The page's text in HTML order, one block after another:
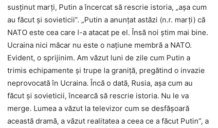
susţinut marţi, Putin a încercat să rescrie istoria, „aşa cum
au făcut şi sovieticii”. „Putin a anunţat astăzi (n.r. marți) că
NATO este cea care l-a atacat pe el. Însă noi ştim mai bine.
Ucraina nici măcar nu este o naţiune membră a NATO.
Evident, o sprijinim. Am văzut luni de zile cum Putin a
trimis echipamente şi trupe la graniţă, pregătind o invazie
neprovocată în Ucraina. Încă o dată, Rusia, aşa cum au
făcut şi sovieticii, încearcă să rescrie istoria. Nu le va
merge. Lumea a văzut la televizor cum se desfăşoară
această dramă, a văzut realitatea a ceea ce a făcut Putin”, a